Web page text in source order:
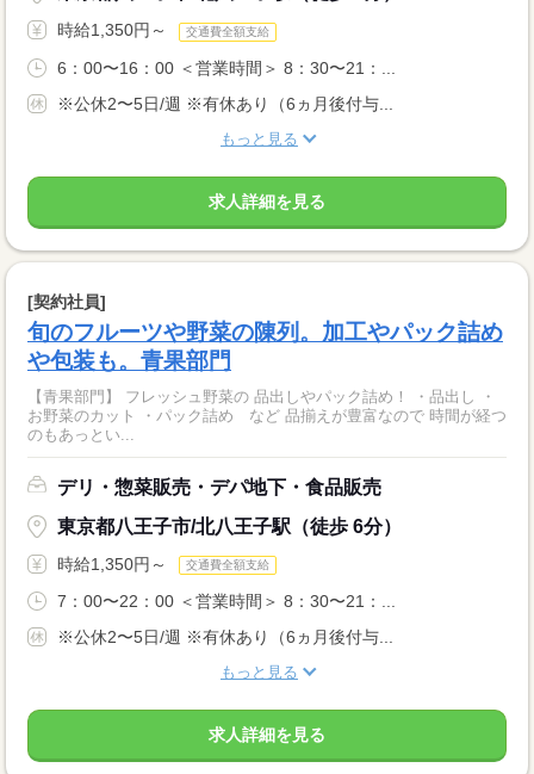
時給1,350円～ 交通費全額支給
6：00〜16：00 ＜営業時間＞ 8：30〜21：...
※公休2〜5日/週 ※有休あり（6ヵ月後付与...
もっと見る
求人詳細を見る
[契約社員]
旬のフルーツや野菜の陳列。加工やパック詰め
や包装も。青果部門
【青果部門】 フレッシュ野菜の 品出しやパック詰め！ ・品出し ・
お野菜のカット ・パック詰め など 品揃えが豊富なので 時間が経つ
のもあっとい...
デリ・惣菜販売・デパ地下・食品販売
東京都八王子市/北八王子駅（徒歩 6分）
時給1,350円～ 交通費全額支給
7：00〜22：00 ＜営業時間＞ 8：30〜21：...
※公休2〜5日/週 ※有休あり（6ヵ月後付与...
もっと見る
求人詳細を見る